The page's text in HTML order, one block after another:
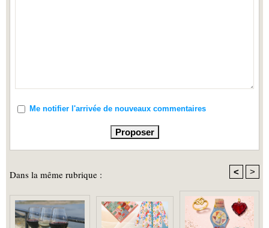
Me notifier l'arrivée de nouveaux commentaires
Dans la même rubrique : < >